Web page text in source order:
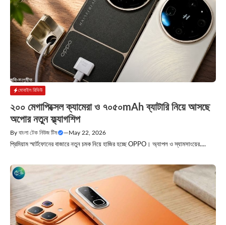
মোবাইল রিভিউ
২০০ মেগাপিক্সেল ক্যামেরা ও ৭০৫০mAh ব্যাটারি নিয়ে আসছে
অপোর নতুন ফ্ল্যাগশিপ
By বাংলা টেক নিউজ টিম — May 22, 2026
প্রিমিয়াম স্মার্টফোনের বাজারে নতুন চমক নিয়ে হাজির হচ্ছে OPPO। অ্যাপল ও স্যামসাংয়ের....